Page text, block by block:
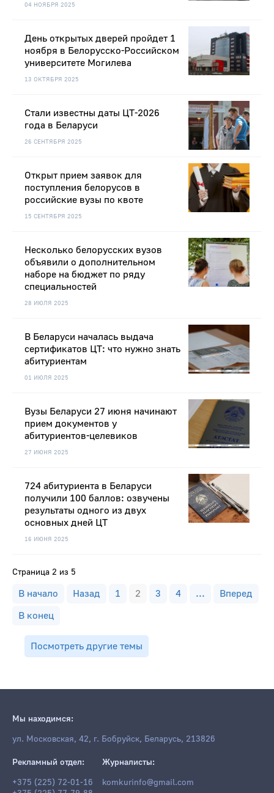
04 НОЯБРЯ 2025
13 ОКТЯБРЯ 2025
День открытых дверей пройдет 1
ноября в Белорусско-Российском
университете Могилева
26 СЕНТЯБРЯ 2025
Стали известны даты ЦТ-2026
года в Беларуси
15 СЕНТЯБРЯ 2025
Открыт прием заявок для
поступления белорусов в
российские вузы по квоте
28 ИЮЛЯ 2025
Несколько белорусских вузов
объявили о дополнительном
наборе на бюджет по ряду
специальностей
01 ИЮЛЯ 2025
В Беларуси началась выдача
сертификатов ЦТ: что нужно знать
абитуриентам
27 ИЮНЯ 2025
Вузы Беларуси 27 июня начинают
прием документов у
абитуриентов-целевиков
16 ИЮНЯ 2025
724 абитуриента в Беларуси
получили 100 баллов: озвучены
результаты одного из двух
основных дней ЦТ
Страница 2 из 5
В начало Назад 1 2 3 4 ...
Вперед
В конец
Посмотреть другие темы
Мы находимся:
ул. Московская, 42, г. Бобруйск, Беларусь, 213826
Рекламный отдел:
+375 (225) 72-01-16
Журналисты:
komkurinfo@gmail.com